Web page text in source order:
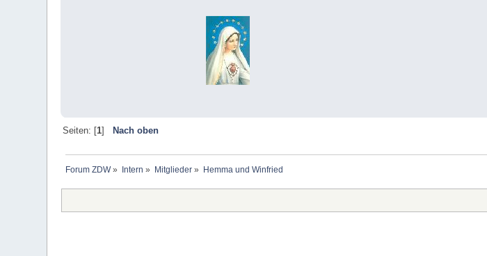
Seiten: [1]
Nach oben
Forum ZDW» Intern » Mitglieder» Hemma und Winfried